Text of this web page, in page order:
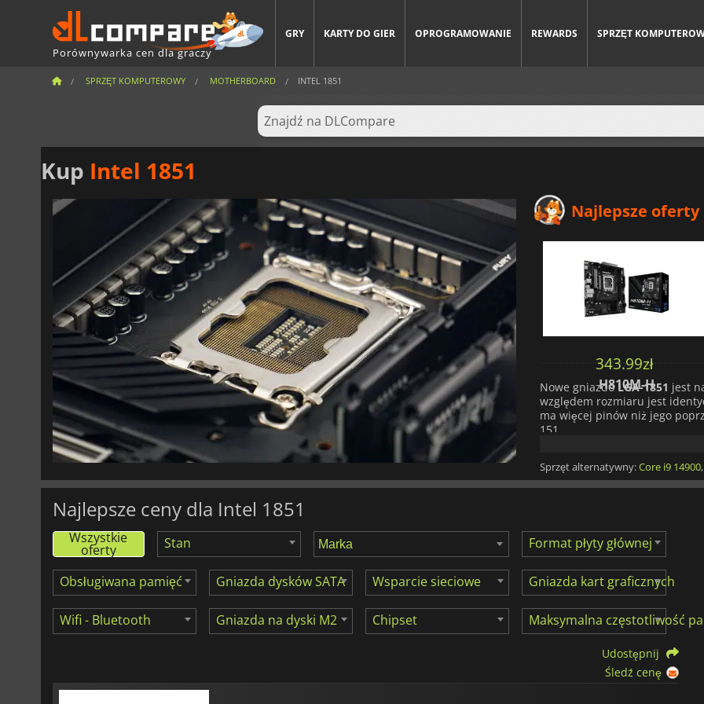
Porównywarka cen dla graczy
GRY KARTY DO GIER OPROGRAMOWANIE REWARDS SPRZĘT
SPRZĘT KOMPUTEROWY MOTHERBOARD INTEL 1851
Kup Intel 1851
Najlepsze oferty
366.00zł
H810M-X
406.00zł
H810M H
343.99zł
H810M-H
Nowe gniazdoLGA-1851 jest
względem rozmiaru jest
ma więcej pinów niż jego
151.
które choć ma ten sam
gniazdami, takimi jakLGA-
żadnych modyfikacji.
Dzięki zaawansowanej
kompatybilności z pamięcią
dla profesjonalistów i
Gniazdo obsługuje procesory
maksymalnie 24 rdzenie
.
(do 3200 MHz).
Jeśli więc szukasz idealnej
LGA-
Sprzęt alternatywny:Core i9 14900,
Najlepsze ceny dla Intel 1851
Wszystkie
oferty Stan Format płyty głównej
Obsługiwana pamięć Gniazda dysków SATA Wsparcie sieciowe Gniazda kart graficznych
Wifi - Bluetooth Gniazda na dyski M2 Chipset Maksymalna częstotliwość
Udostępnij
Śledź cenę